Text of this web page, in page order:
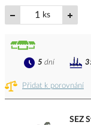
ks
Přidat k porovnání
5 dní
SEZ